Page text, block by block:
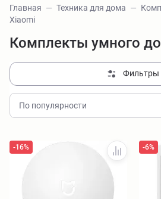
Главная Техника для дома
Xiaomi
Комплекты умного
Фильтры
По популярности
-16% -6%